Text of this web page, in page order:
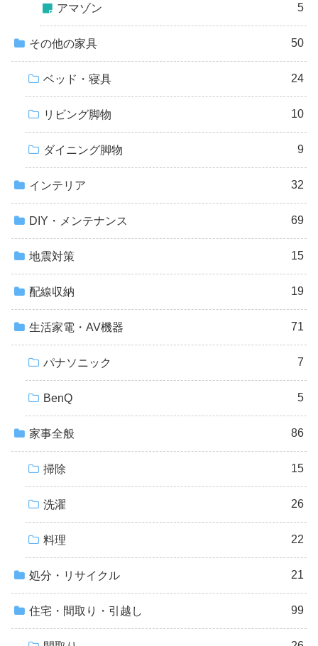
アマゾン 5
その他の家具 50
ベッド・寝具 24
リビング脚物 10
ダイニング脚物 9
インテリア 32
DIY・メンテナンス 69
地震対策 15
配線収納 19
生活家電・AV機器 71
パナソニック 7
BenQ 5
家事全般 86
掃除 15
洗濯 26
料理 22
処分・リサイクル 21
住宅・間取り・引越し 99